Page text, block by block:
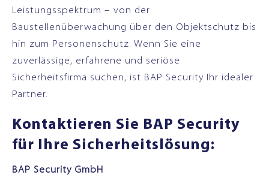
Leistungsspektrum – von der
Baustellenüberwachung über den Objektschutz bis
hin zum Personenschutz. Wenn Sie eine
zuverlässige, erfahrene und seriöse
Sicherheitsfirma suchen, ist BAP Security Ihr idealer
Partner.
Kontaktieren Sie BAP Security
für Ihre Sicherheitslösung:
BAP Security GmbH